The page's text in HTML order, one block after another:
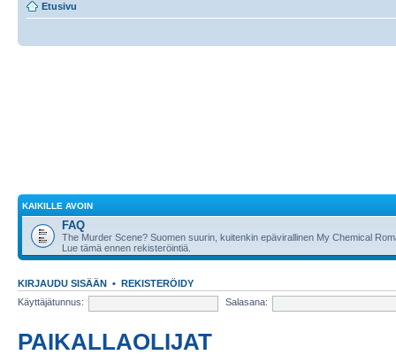
Etusivu
KAIKILLE AVOIN
FAQ
The Murder Scene? Suomen suurin, kuitenkin epävirallinen My Chemical
Lue tämä ennen rekisteröintiä.
KIRJAUDU SISÄÄN • REKISTERÖIDY
Käyttäjätunnus:
Salasana:
PAIKALLAOLIJAT